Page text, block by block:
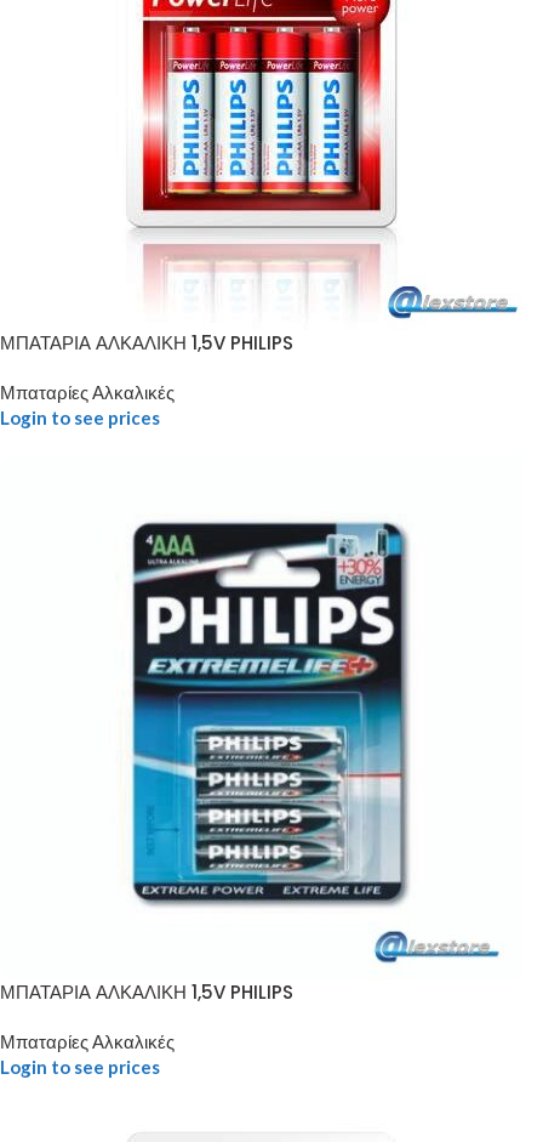
ΜΠΑΤΑΡΙΑ ΑΛΚΑΛΙΚΗ 1,5V PHILIPS
Μπαταρίες Αλκαλικές
Login to see prices
ΜΠΑΤΑΡΙΑ ΑΛΚΑΛΙΚΗ 1,5V PHILIPS
Μπαταρίες Αλκαλικές
Login to see prices